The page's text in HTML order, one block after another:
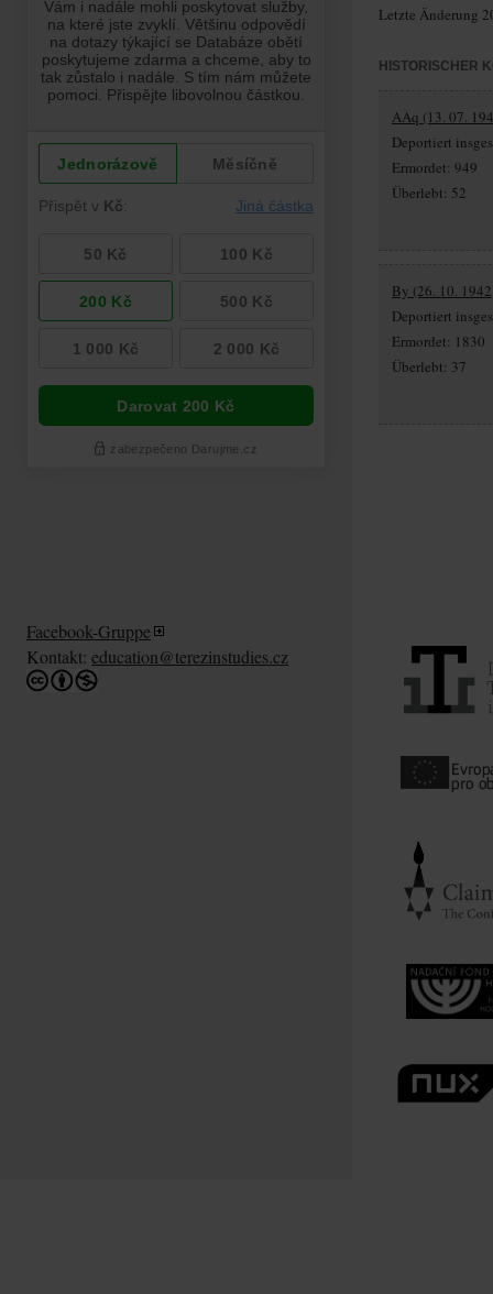
Letzte Änderung
HISTORISCHER
AAq (13. 07.
Deportiert
Ermordet: 949
Überlebt: 52
By (26. 10.
Deportiert
Ermordet: 1830
Überlebt: 37
Facebook-Gruppe
Kontakt: education@terezinstudies.cz